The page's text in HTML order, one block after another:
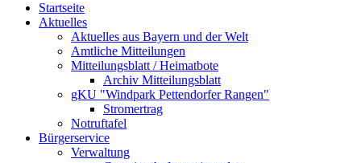
Startseite
Aktuelles
Aktuelles aus Bayern und der Welt
Amtliche Mitteilungen
Mitteilungsblatt / Heimatbote
Archiv Mitteilungsblatt
gKU "Windpark Pettendorfer Rangen"
Stromertrag
Notruftafel
Bürgerservice
Verwaltung